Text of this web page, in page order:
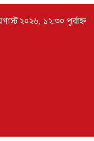
২০২৬, ১২:৩০ পূর্বাহ্ন